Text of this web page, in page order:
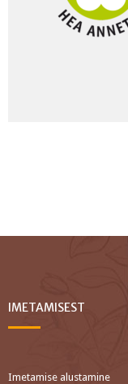
IMETAMISEST
Imetamise alustamine